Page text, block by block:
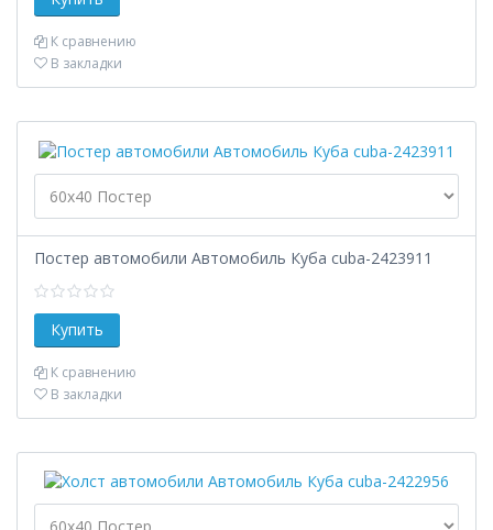
К сравнению
В закладки
Постер автомобили Автомобиль Куба cuba-2423911
К сравнению
В закладки